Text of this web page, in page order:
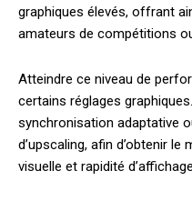
graphiques élevés, offrant
amateurs de compétitions
Atteindre ce niveau de
certains réglages
synchronisation adaptative
d’upscaling, afin d’obtenir
visuelle et rapidité